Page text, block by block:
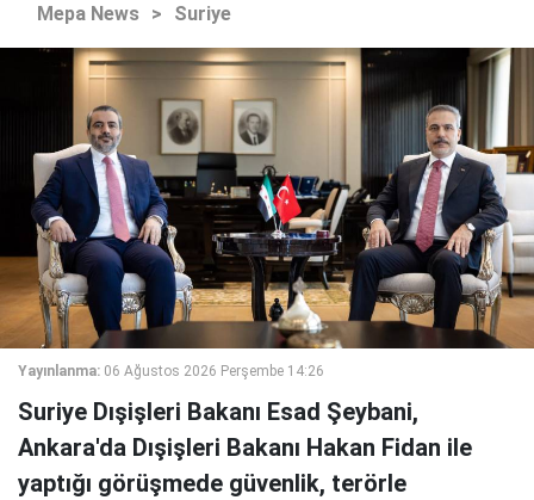
Mepa News > Suriye
Yayınlanma: 06 Ağustos 2026 Perşembe 14:26
Suriye Dışişleri Bakanı Esad Şeybani,
Ankara'da Dışişleri Bakanı Hakan Fidan ile
yaptığı görüşmede güvenlik, terörle